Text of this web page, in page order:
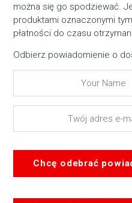
można się go spodziewać.
produktami oznaczonymi
płatności do czasu
Odbierz powiadomienie o
Chcę odebrać